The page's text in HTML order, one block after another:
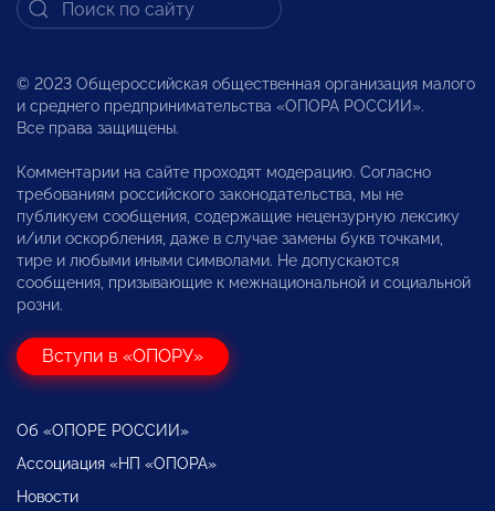
© 2023 Общероссийская общественная организация малого
и среднего предпринимательства «ОПОРА РОССИИ».
Все права защищены.
Комментарии на сайте проходят модерацию. Согласно
требованиям российского законодательства, мы не
публикуем сообщения, содержащие нецензурную лексику
и/или оскорбления, даже в случае замены букв точками,
тире и любыми иными символами. Не допускаются
сообщения, призывающие к межнациональной и социальной
розни.
Вступи в «ОПОРУ»
Об «ОПОРЕ РОССИИ»
Ассоциация «НП «ОПОРА»
Новости